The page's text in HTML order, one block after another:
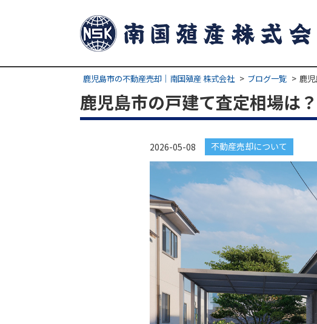
鹿児島市の不動産売却｜南国殖産 株式会社 ブログ一覧 鹿
鹿児島市の戸建て査定相場は
2026-05-08 不動産売却について